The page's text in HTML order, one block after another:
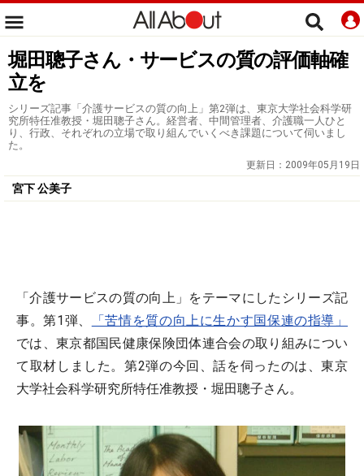
堀田聰子さん・サービスの質の評価軸確
立を
シリーズ記事「介護サービスの質の向上」第2弾は、東京大学社会科学研
究所特任准教授・堀田聰子さん。経営者、中間管理者、介護職一人ひと
り、行政、それぞれの立場で取り組んでいくべき課題について伺いまし
た。
更新日： 2009年05月19日
宮下 公美子
「介護サービスの質の向上」をテーマにしたシリーズ記
事。第1弾、
「苦情を質の向上に生かす国保連の指導」
では、東京都国民健康保険団体連合会の取り組みについ
て取材しました。第2弾の今回、話を伺ったのは、東京
大学社会科学研究所特任准教授・堀田聰子さん。